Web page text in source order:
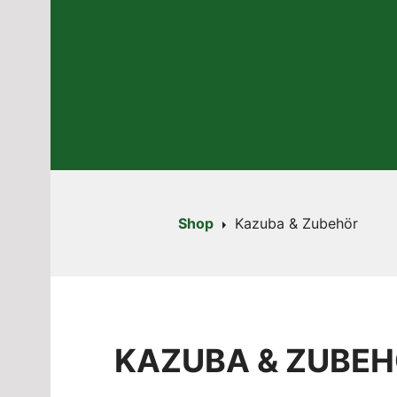
Shop Kazuba & Zubehör
KAZUBA &